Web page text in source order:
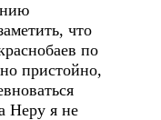
что
по
пристойно,
Неру я не